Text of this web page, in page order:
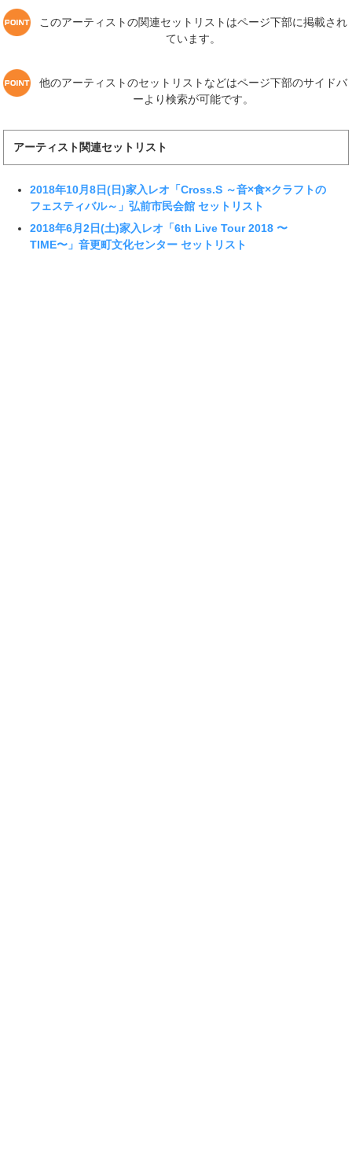
このアーティストの関連セットリストはページ下部に掲載され
ています。
他のアーティストのセットリストなどはページ下部のサイドバ
ーより検索が可能です。
アーティスト関連セットリスト
2018年10月8日(日)家入レオ「Cross.S ～音×食×クラフトの
フェスティバル～」弘前市民会館 セットリスト
2018年6月2日(土)家入レオ「6th Live Tour 2018 〜
TIME〜」音更町文化センター セットリスト